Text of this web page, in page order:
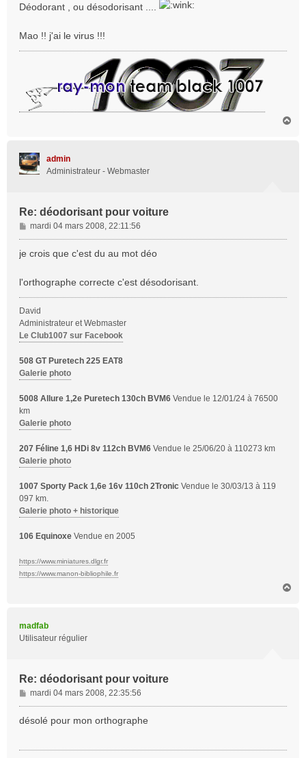
g
Déodorant , ou désodorisant ....
Mao !! j'ai le virus !!!
admin
Administrateur - Webmaster
Re: déodorisant pour voiture
M
e
s
g
e
mardi 04 mars 2008, 22:11:56
je crois que c'est du au mot déo
l'orthographe correcte c'est désodorisant.
David
Administrateur et Webmaster
Le Club1007 sur Facebook
508 GT Puretech 225 EAT8
Galerie photo
5008 Allure 1,2e Puretech 130ch BVM6 Vendue le 12/01/24 à 76500
km
Galerie photo
207 Féline 1,6 HDi 8v 112ch BVM6 Vendue le 25/06/20 à 110273 km
Galerie photo
1007 Sporty Pack 1,6e 16v 110ch 2Tronic Vendue le 30/03/13 à 119
097 km.
Galerie photo + historique
106 Equinoxe Vendue en 2005
https://www.miniatures.dlgr.fr
https://www.manon-bibliophile.fr
madfab
Utilisateur régulier
Re: déodorisant pour voiture
M
e
s
mardi 04 mars 2008, 22:35:56
désolé pour mon orthographe